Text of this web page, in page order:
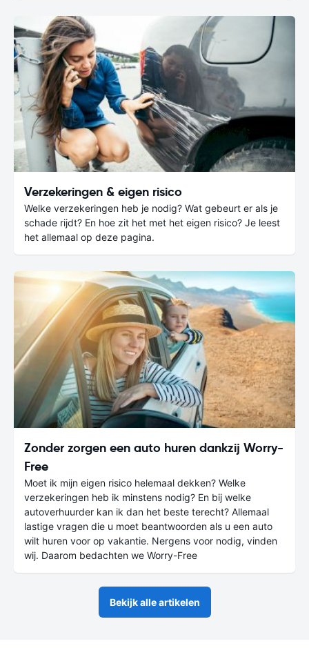
Verzekeringen & eigen risico
Welke verzekeringen heb je nodig? Wat gebeurt er als je
schade rijdt? En hoe zit het met het eigen risico? Je leest
het allemaal op deze pagina.
Zonder zorgen een auto huren dankzij Worry-
Free
Moet ik mijn eigen risico helemaal dekken? Welke
verzekeringen heb ik minstens nodig? En bij welke
autoverhuurder kan ik dan het beste terecht? Allemaal
lastige vragen die u moet beantwoorden als u een auto
wilt huren voor op vakantie. Nergens voor nodig, vinden
wij. Daarom bedachten we Worry-Free
Bekijk alle artikelen